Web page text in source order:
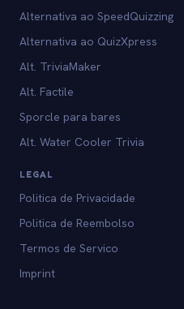
Alternativa ao SpeedQuizzing
Alternativa ao QuizXpress
Alt. TriviaMaker
Alt. Factile
Sporcle para bares
Alt. Water Cooler Trivia
LEGAL
Politica de Privacidade
Politica de Reembolso
Termos de Servico
Imprint